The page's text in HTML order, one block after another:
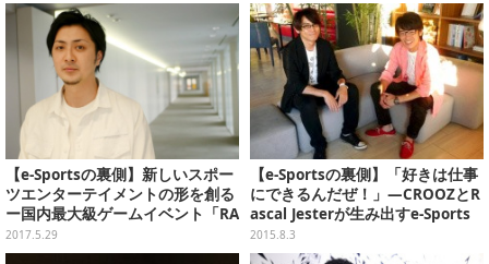
【e-Sportsの裏側】新しいスポー
ツエンターテイメントの形を創る
ー国内最大級ゲームイベント「RA
GE」オーガナイザーインタビュー
2017.5.29
【e-Sportsの裏側】「好きは仕事
にできるんだぜ！」―CROOZとR
ascal Jesterが生み出すe-Sports
の新たな可能性とは
2015.8.3